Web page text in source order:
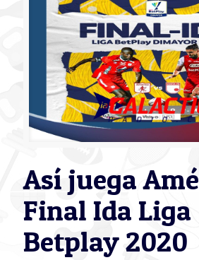
Así juega
Final Ida Liga
Betplay 2020